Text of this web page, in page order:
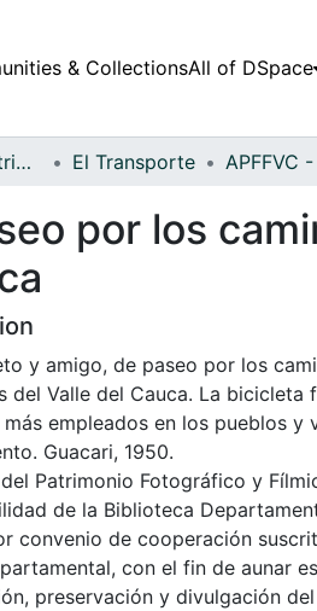
& CollectionsAll of DSpace
Fondo Archivo del Patrimonio Fotográfico y Fílmico del Valle del Cauca El Transporte
por los
y amigo, de paseo por los
del Valle del Cauca. La bicicleta
empleados en los pueblos y
Guacari, 1950.
Patrimonio Fotográfico y
de la Biblioteca
convenio de cooperación
con el fin de aunar
preservación y divulgación